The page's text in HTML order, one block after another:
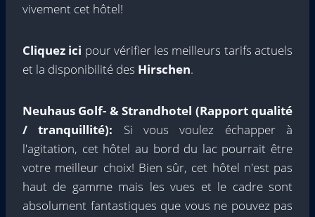
vivement cet hôtel!
Cliquez ici pour vérifier les meilleurs tarifs actuels
et la disponibilité des Hirschen.
Neuhaus Golf- & Strandhotel (Rapport qualité
/ tranquillité): Si vous voulez échapper à
l'agitation, cet hôtel au bord du lac pourrait être
votre meilleur choix! Bien sûr, cet hôtel n'est pas
haut de gamme mais les vues et le cadre sont
absolument fantastiques que vous ne pouvez pas